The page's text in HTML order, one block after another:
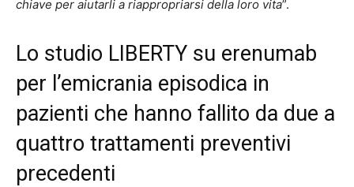
chiave per aiutarli a riappropriarsi della loro vita”.
Lo studio LIBERTY su erenumab
per l’emicrania episodica in
pazienti che hanno fallito da due a
quattro trattamenti preventivi
precedenti